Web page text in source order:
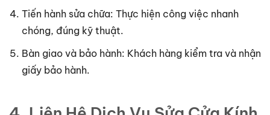
Tiến hành sửa chữa: Thực hiện công việc nhanh
chóng, đúng kỹ thuật.
Bàn giao và bảo hành: Khách hàng kiểm tra và nhận
giấy bảo hành.